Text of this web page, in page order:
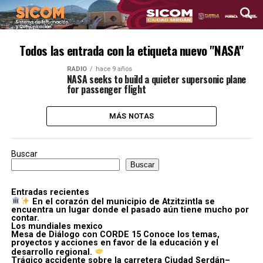
Todos las entrada con la etiqueta nuevo "NASA"
RADIO hace 9 años
NASA seeks to build a quieter supersonic plane
for passenger flight
MÁS NOTAS
Buscar
Buscar
Entradas recientes
En el corazón del municipio de Atzitzintla se
encuentra un lugar donde el pasado aún tiene mucho por
contar.
Los mundiales mexico
Mesa de Diálogo con CORDE 15 Conoce los temas,
proyectos y acciones en favor de la educación y el
desarrollo regional.
Trágico accidente sobre la carretera Ciudad Serdán–